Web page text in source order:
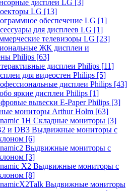
дисплеи LG [3]
LG [13]
обеспечение LG [1]
для дисплеев LG [1]
телевизоры LG [23]
ЖК дисплеи и
Philips [63]
дисплеи Philips [11]
для видеостен Philips [5]
дисплеи Philips [43]
яркие дисплеи Philips [1]
вывески E-Paper Philips [3]
мониторы Arthur Holm [63]
1Н Складные мониторы [3]
и DB3 Выдвижные мониторы с
[6]
Выдвижные мониторы с
[3]
X2 Выдвижные мониторы с
[8]
Выдвижные мониторы